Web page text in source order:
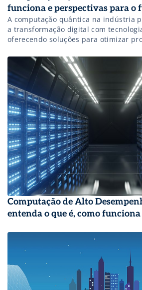
funciona e perspectivas para o
A computação quântica na indústria
a transformação digital com
oferecendo soluções para otimizar
inovadores, impulsionando a
setor industrial. Saiba mais!
Computação de Alto
entenda o que é, como